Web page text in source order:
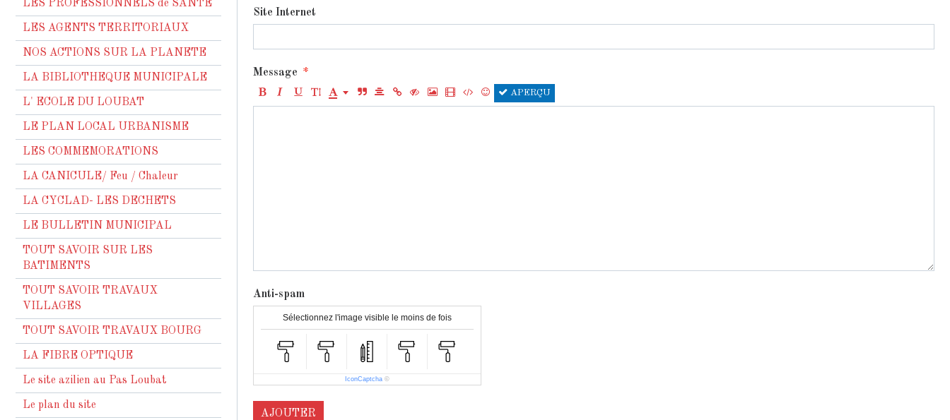
Site Internet
Message
APERÇU
Anti-spam
Sélectionnez l'image visible le moins de fois
IconCaptcha ©
AJOUTER
LES PROFESSIONNELS de SANTE
LES AGENTS TERRITORIAUX
NOS ACTIONS SUR LA PLANETE
LA BIBLIOTHEQUE MUNICIPALE
L' ECOLE DU LOUBAT
LE PLAN LOCAL URBANISME
LES COMMEMORATIONS
LA CANICULE/ Feu / Chaleur
LA CYCLAD- LES DECHETS
LE BULLETIN MUNICIPAL
TOUT SAVOIR SUR LES
BATIMENTS
TOUT SAVOIR TRAVAUX
VILLAGES
TOUT SAVOIR TRAVAUX BOURG
LA FIBRE OPTIQUE
Le site azilien au Pas Loubat
Le plan du site